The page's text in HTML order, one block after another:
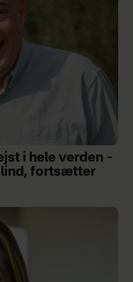
i hele verden –
fortsætter